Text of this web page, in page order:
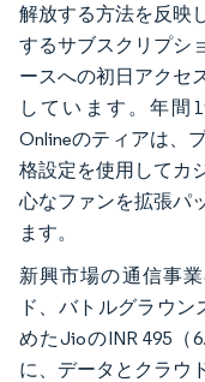
解放する方法を反映
するサブスクリプシ
ースへの初日アクセ
しています。年間
Onlineのティアは、
格設定を使用してカ
心なファンを拡張パ
ます。
新興市場の通信事
ド、バトルグラウ
めたJioのINR 495（
に、データとクラウ